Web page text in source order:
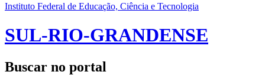
Instituto Federal de Educação, Ciência e Tecnologia
SUL-RIO-GRANDENSE
Buscar no portal